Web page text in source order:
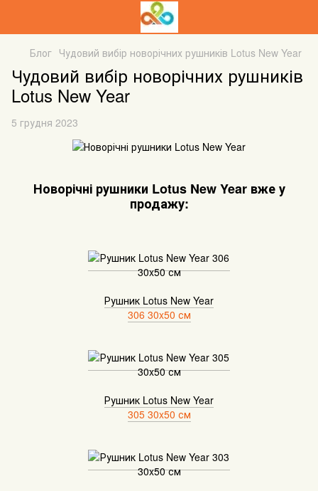
Блог Чудовий вибір новорічних рушників Lotus New Year
Чудовий вибір новорічних рушників
Lotus New Year
5 грудня 2023
Новорічні рушники Lotus New Year вже у
продажу:
Рушник Lotus New Year
306 30x50 см
Рушник Lotus New Year
305 30x50 см